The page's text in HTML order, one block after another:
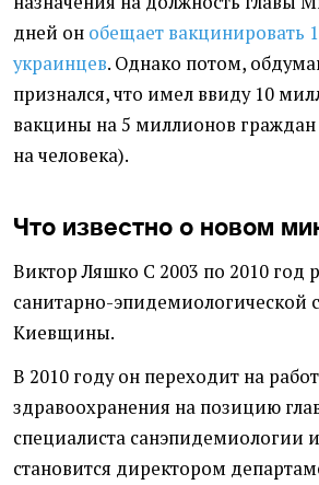
дней он обещает вакцинировать
украинцев. Однако потом,
признался, что имел ввиду 10
вакцины на 5 миллионов
на человека).
Что известно о новом
Виктор Ляшко С 2003 по 2010 год
санитарно-эпидемиологической
Киевщины.
В 2010 году он переходит на
здравоохранения на позицию
специалиста санэпидемиологии
становится директором